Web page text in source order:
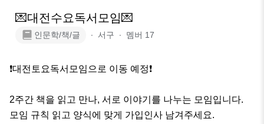
💌대전수요독서모임💌
인문학/책/글 ∙ 서구 ∙ 멤버 17
❗️대전토요독서모임으로 이동 예정❗️
2주간 책을 읽고 만나, 서로 이야기를 나누는 모임입니다.
모임 규칙 읽고 양식에 맞게 가입인사 남겨주세요.